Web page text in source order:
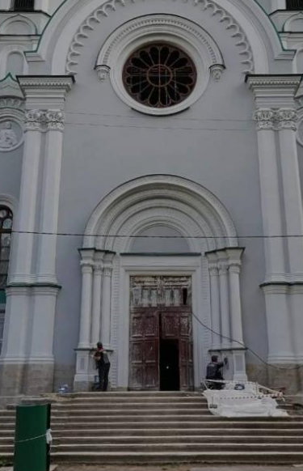
в
На улице в
Кировске
неизвестный
развратил
девочку-по ...